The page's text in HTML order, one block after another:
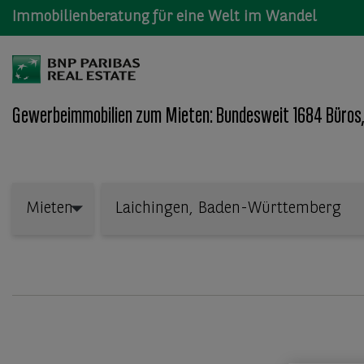
Immobilienberatung für eine Welt im Wandel
Gewerbeimmobilien zum Mieten: Bundesweit 1684
Mieten